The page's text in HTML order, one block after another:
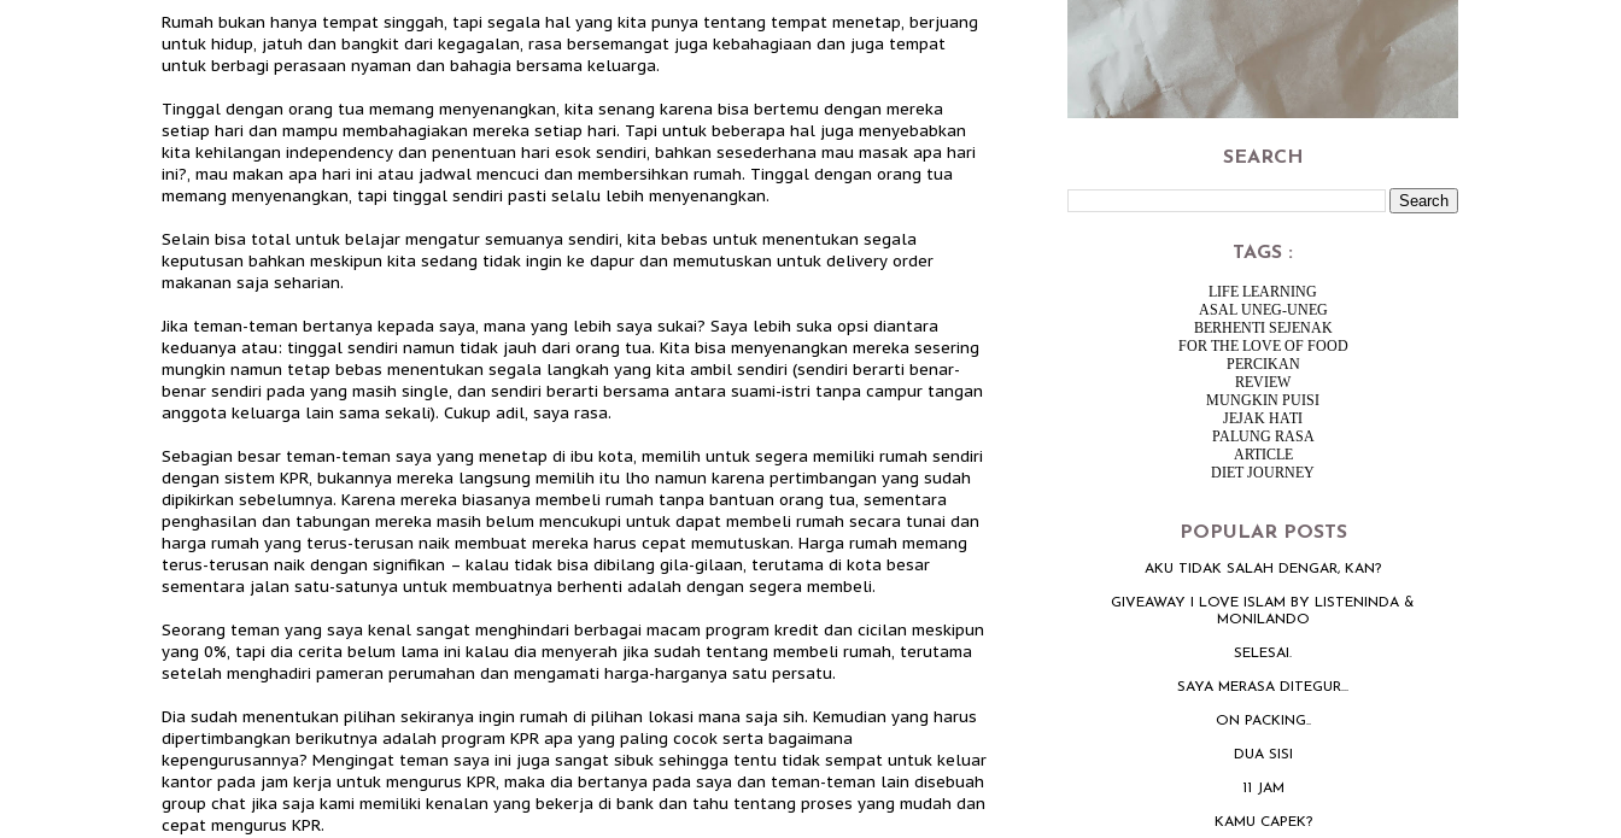
Rumah bukan hanya tempat singgah, tapi segala hal yang kita punya tentang tempat menetap, berjuang
untuk hidup, jatuh dan bangkit dari kegagalan, rasa bersemangat juga kebahagiaan dan juga tempat
untuk berbagi perasaan nyaman dan bahagia bersama keluarga.
Tinggal dengan orang tua memang menyenangkan, kita senang karena bisa bertemu dengan mereka
setiap hari dan mampu membahagiakan mereka setiap hari. Tapi untuk beberapa hal juga menyebabkan
kita kehilangan independency dan penentuan hari esok sendiri, bahkan sesederhana mau masak apa hari
ini?, mau makan apa hari ini atau jadwal mencuci dan membersihkan rumah. Tinggal dengan orang tua
memang menyenangkan, tapi tinggal sendiri pasti selalu lebih menyenangkan.
Selain bisa total untuk belajar mengatur semuanya sendiri, kita bebas untuk menentukan segala
keputusan bahkan meskipun kita sedang tidak ingin ke dapur dan memutuskan untuk delivery order
makanan saja seharian.
Jika teman-teman bertanya kepada saya, mana yang lebih saya sukai? Saya lebih suka opsi diantara
keduanya atau: tinggal sendiri namun tidak jauh dari orang tua. Kita bisa menyenangkan mereka sesering
mungkin namun tetap bebas menentukan segala langkah yang kita ambil sendiri (sendiri berarti benar-
benar sendiri pada yang masih single, dan sendiri berarti bersama antara suami-istri tanpa campur tangan
anggota keluarga lain sama sekali). Cukup adil, saya rasa.
Sebagian besar teman-teman saya yang menetap di ibu kota, memilih untuk segera memiliki rumah sendiri
dengan sistem KPR, bukannya mereka langsung memilih itu lho namun karena pertimbangan yang sudah
dipikirkan sebelumnya. Karena mereka biasanya membeli rumah tanpa bantuan orang tua, sementara
penghasilan dan tabungan mereka masih belum mencukupi untuk dapat membeli rumah secara tunai dan
harga rumah yang terus-terusan naik membuat mereka harus cepat memutuskan. Harga rumah memang
terus-terusan naik dengan signifikan – kalau tidak bisa dibilang gila-gilaan, terutama di kota besar
sementara jalan satu-satunya untuk membuatnya berhenti adalah dengan segera membeli.
Seorang teman yang saya kenal sangat menghindari berbagai macam program kredit dan cicilan meskipun
yang 0%, tapi dia cerita belum lama ini kalau dia menyerah jika sudah tentang membeli rumah, terutama
setelah menghadiri pameran perumahan dan mengamati harga-harganya satu persatu.
Dia sudah menentukan pilihan sekiranya ingin rumah di pilihan lokasi mana saja sih. Kemudian yang harus
dipertimbangkan berikutnya adalah program KPR apa yang paling cocok serta bagaimana
kepengurusannya? Mengingat teman saya ini juga sangat sibuk sehingga tentu tidak sempat untuk keluar
kantor pada jam kerja untuk mengurus KPR, maka dia bertanya pada saya dan teman-teman lain disebuah
group chat jika saja kami memiliki kenalan yang bekerja di bank dan tahu tentang proses yang mudah dan
cepat mengurus KPR.
SEARCH
TAGS :
LIFE LEARNING
ASAL UNEG-UNEG
BERHENTI SEJENAK
FOR THE LOVE OF FOOD
PERCIKAN
REVIEW
MUNGKIN PUISI
JEJAK HATI
PALUNG RASA
ARTICLE
DIET JOURNEY
POPULAR POSTS
AKU TIDAK SALAH DENGAR, KAN?
GIVEAWAY I LOVE ISLAM BY LISTENINDA &
MONILANDO
SELESAI.
SAYA MERASA DITEGUR...
ON PACKING..
DUA SISI
11 JAM
KAMU CAPEK?